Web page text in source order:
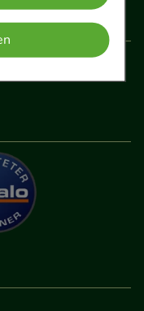
um das
zu gestalten,
es uns
Inhalte
zu
der Nutzung